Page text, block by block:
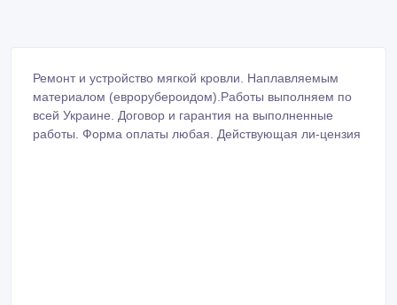
Ремонт и устройство мягкой кровли. Hаплавляемым
материалом (еврорубероидом).Работы выполняем по
всей Украине. Договор и гарантия на выполненные
работы. Форма оплаты любая. Действующая ли-цензия